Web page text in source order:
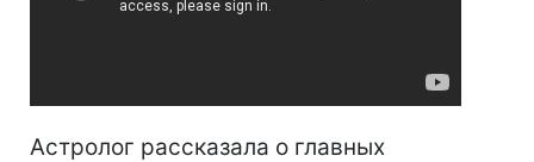
Астролог рассказала о главных